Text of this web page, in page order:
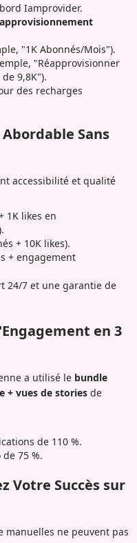
Iamprovider.
"1K Abonnés/Mois").
"Réapprovisionner
9,8K").
des recharges
Sans
accessibilité et qualité
1K likes en
+ 10K likes).
+ engagement
24/7 et une garantie de
en 3
a utilisé le bundle
+ vues de stories de
de 110 %.
75 %.
Votre Succès sur
manuelles ne peuvent pas